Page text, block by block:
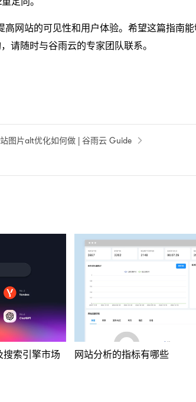
网站的可见性和用户体验。希望这篇指南
请随时与谷雨云的专家团队联系。
图片alt优化如何做 | 谷雨云 Guide
搜索引擎市场
网站分析的指标有哪些